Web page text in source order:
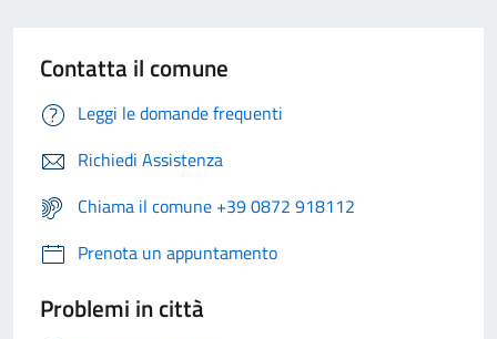
Contatta il comune
Leggi le domande frequenti
Richiedi Assistenza
Chiama il comune +39 0872 918112
Prenota un appuntamento
Problemi in città